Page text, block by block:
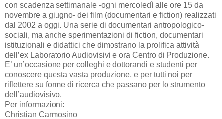
con scadenza settimanale -ogni mercoledì alle ore 15 da
novembre a giugno- dei film (documentari e fiction) realizzati
dal 2002 a oggi. Una serie di documentari antropologico-
sociali, ma anche sperimentazioni di fiction, documentari
istituzionali e didattici che dimostrano la prolifica attività
dell’ex Laboratorio Audiovisivi e ora Centro di Produzione.
E’ un’occasione per colleghi e dottorandi e studenti per
conoscere questa vasta produzione, e per tutti noi per
riflettere su forme di ricerca che passano per lo strumento
dell’audiovisivo.
Per informazioni:
Christian Carmosino